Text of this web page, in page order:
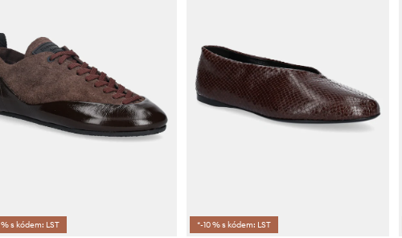
% s kódem: LST *-10 % s kódem: LST